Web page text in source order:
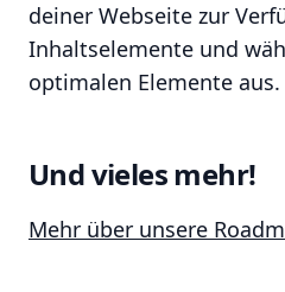
deiner Webseite zur
Inhaltselemente und
optimalen Elemente aus.
Und vieles mehr!
Mehr über unsere